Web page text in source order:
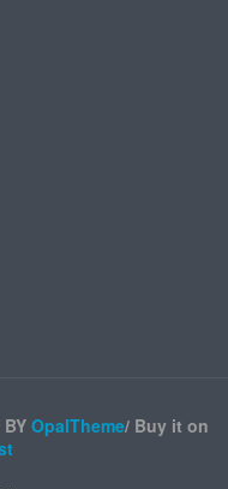
BY OpalTheme/ Buy it on